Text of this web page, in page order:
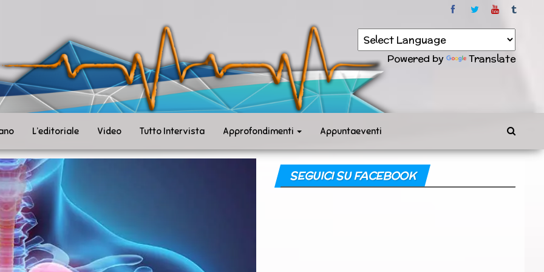
Powered by Translate
L’editoriale Video Tutto Intervista Approfondimenti Appuntaeventi
SEGUICI SU FACEBOOK